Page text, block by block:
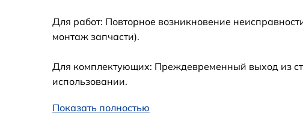
Для работ: Повторное возникновение
монтаж запчасти).
Для комплектующих: Преждевременный выход из
использовании.
Показать полностью